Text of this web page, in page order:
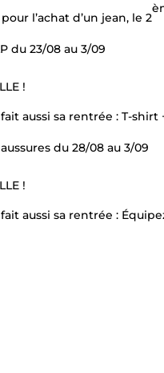
l’achat d’un jean, le 2
du 23/08 au 3/09
!
aussi sa rentrée : T-
du 28/08 au 3/09
!
aussi sa rentrée :